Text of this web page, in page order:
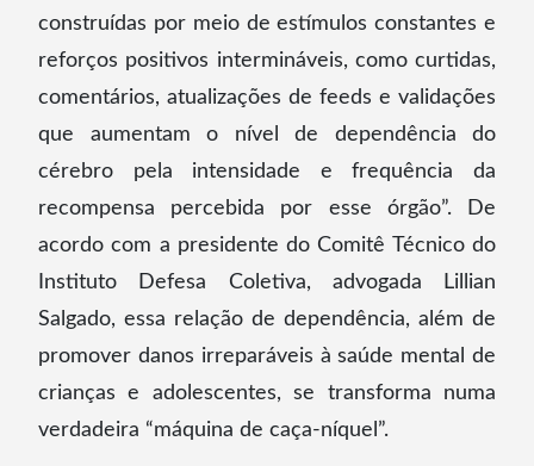
construídas por meio de estímulos constantes e
reforços positivos intermináveis, como curtidas,
comentários, atualizações de feeds e validações
que aumentam o nível de dependência do
cérebro pela intensidade e frequência da
recompensa percebida por esse órgão”. De
acordo com a presidente do Comitê Técnico do
Instituto Defesa Coletiva, advogada Lillian
Salgado, essa relação de dependência, além de
promover danos irreparáveis à saúde mental de
crianças e adolescentes, se transforma numa
verdadeira “máquina de caça-níquel”.